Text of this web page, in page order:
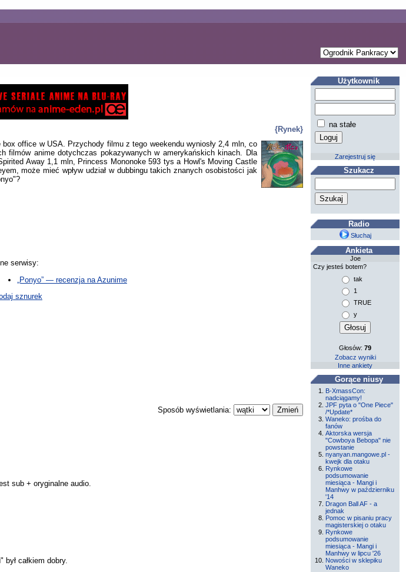
{Rynek}
office w USA. Przychody filmu z tego weekendu wyniosły 2,4 mln, co
anime dotychczas pokazywanych w amerykańskich kinach. Dla
Away 1,1 mln, Princess Mononoke 593 tys a Howl's Moving Castle
może mieć wpływ udział w dubbingu takich znanych osobistości jak
serwisy:
„Ponyo” — recenzja na Azunime
sznurek
Sposób wyświetlania:
sub + oryginalne audio.
całkiem dobry.
Użytkownik
na stałe
Zarejestruj się
Szukacz
Radio
Słuchaj
Ankieta
Joe
Czy jesteś botem?
tak
1
TRUE
y
Głosów:79
Zobacz wyniki
Inne ankiety
Gorące niusy
B-XmassCon:
nadciągamy!
JPF pyta o "One Piece"
/*Update*
Waneko: prośba do
fanów
Aktorska wersja
"Cowboya Bebopa" nie
powstanie
nyanyan.mangowe.pl -
kwejk dla otaku
Rynkowe
podsumowanie
miesiąca - Mangi i
Manhwy w październiku
'14
Dragon Ball AF - a
jednak
Pomoc w pisaniu pracy
magisterskiej o otaku
Rynkowe
podsumowanie
miesiąca - Mangi i
Manhwy w lipcu '26
Nowości w sklepiku
Waneko